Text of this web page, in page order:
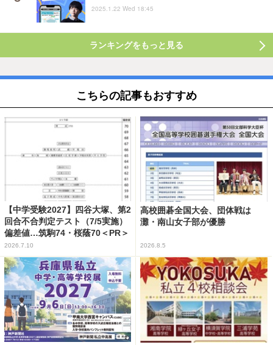
2025.1.22 Wed 18:45
ランキングをもっと見る
こちらの記事もおすすめ
【中学受験2027】四谷大塚、第2
回合不合判定テスト（7/5実施）
偏差値…筑駒74・桜蔭70＜PR＞
2026.7.10
高校囲碁全国大会、団体戦は
灘・南山女子部が優勝
2026.8.5